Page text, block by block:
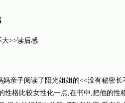
>>读后感
子阅读了阳光姐姐的<<没有秘密长
性格比较女性化一点,在书中,把他的性